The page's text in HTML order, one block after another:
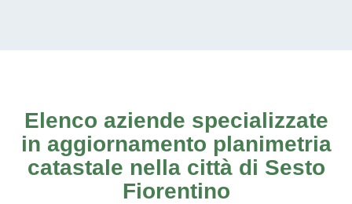
Elenco aziende specializzate
in aggiornamento planimetria
catastale nella città di Sesto
Fiorentino